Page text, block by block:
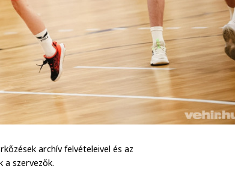
archív felvételeivel és az
szervezők.